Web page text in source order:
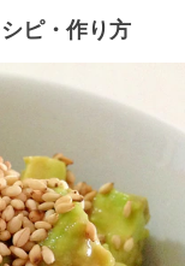
ピ・作り方